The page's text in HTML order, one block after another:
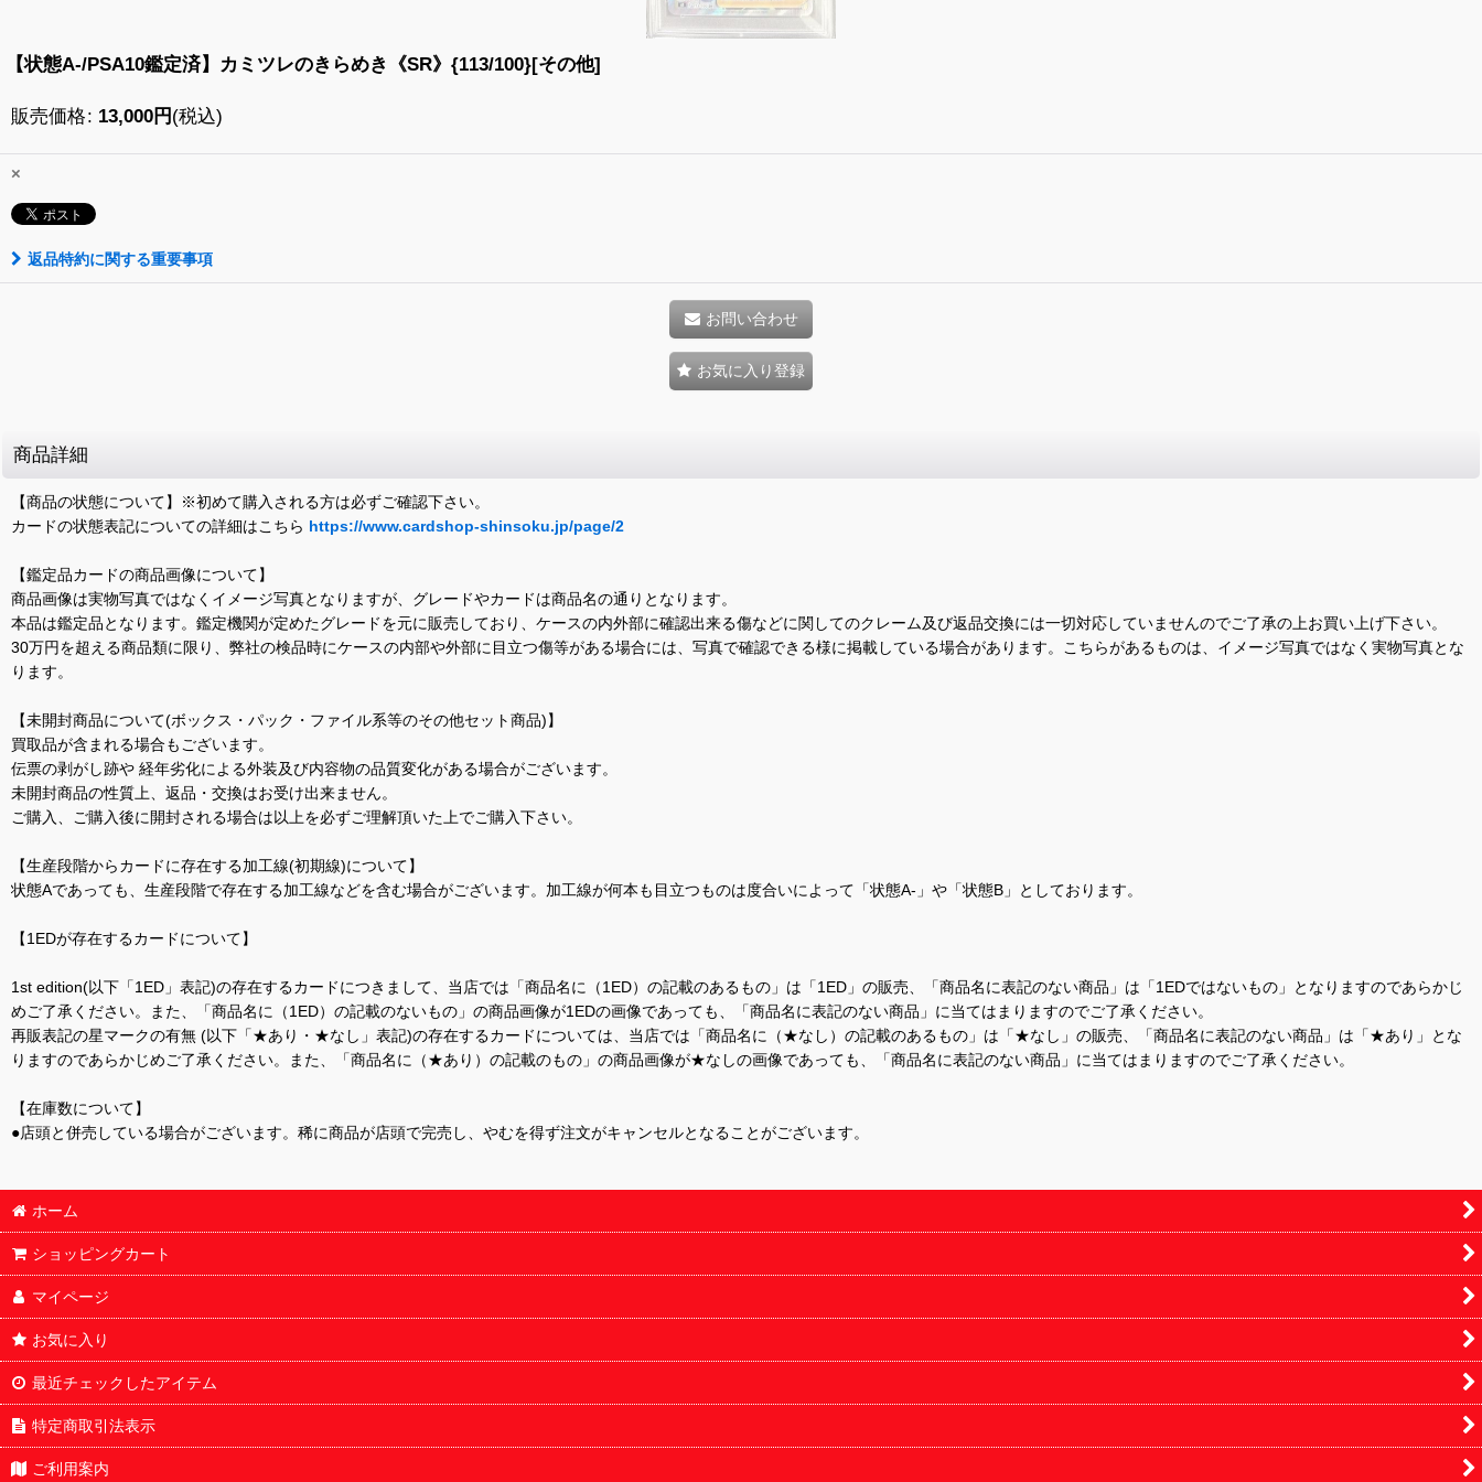
【状態A-/PSA10鑑定済】カミツレのきらめき《SR》{113/100}[その他]
販売価格: 13,000円 (税込)
×
返品特約に関する重要事項
お問い合わせ
お気に入り登録
商品詳細
【商品の状態について】※初めて購入される方は必ずご確認下さい。
カードの状態表記についての詳細はこちら https://www.cardshop-shinsoku.jp/page/2
【鑑定品カードの商品画像について】
商品画像は実物写真ではなくイメージ写真となりますが、グレードやカードは商品名の通りとなります。
本品は鑑定品となります。鑑定機関が定めたグレードを元に販売しており、ケースの内外部に確認出来る傷などに関してのクレーム及び返品交換には一切対応していませんのでご了承の上お買い上げ下さい。
30万円を超える商品類に限り、弊社の検品時にケースの内部や外部に目立つ傷等がある場合には、写真で確認できる様に掲載している場合があります。こちらがあるものは、イメージ写真ではなく実物写真とな
ります。
【未開封商品について(ボックス・パック・ファイル系等のその他セット商品)】
買取品が含まれる場合もございます。
伝票の剥がし跡や 経年劣化による外装及び内容物の品質変化がある場合がございます。
未開封商品の性質上、返品・交換はお受け出来ません。
ご購入、ご購入後に開封される場合は以上を必ずご理解頂いた上でご購入下さい。
【生産段階からカードに存在する加工線(初期線)について】
状態Aであっても、生産段階で存在する加工線などを含む場合がございます。加工線が何本も目立つものは度合いによって「状態A-」や「状態B」としております。
【1EDが存在するカードについて】
1st edition(以下「1ED」表記)の存在するカードにつきまして、当店では「商品名に（1ED）の記載のあるもの」は「1ED」の販売、「商品名に表記のない商品」は「1EDではないもの」となりますのであらかじ
めご了承ください。また、「商品名に（1ED）の記載のないもの」の商品画像が1EDの画像であっても、「商品名に表記のない商品」に当てはまりますのでご了承ください。
再販表記の星マークの有無 (以下「★あり・★なし」表記)の存在するカードについては、当店では「商品名に（★なし）の記載のあるもの」は「★なし」の販売、「商品名に表記のない商品」は「★あり」とな
りますのであらかじめご了承ください。また、「商品名に（★あり）の記載のもの」の商品画像が★なしの画像であっても、「商品名に表記のない商品」に当てはまりますのでご了承ください。
【在庫数について】
●店頭と併売している場合がございます。稀に商品が店頭で完売し、やむを得ず注文がキャンセルとなることがございます。
ホーム
ショッピングカート
マイページ
お気に入り
最近チェックしたアイテム
特定商取引法表示
ご利用案内